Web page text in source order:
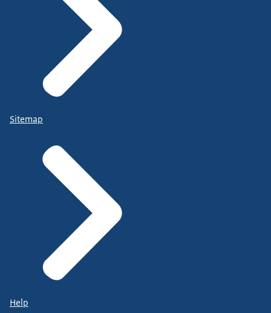
Sitemap
Help